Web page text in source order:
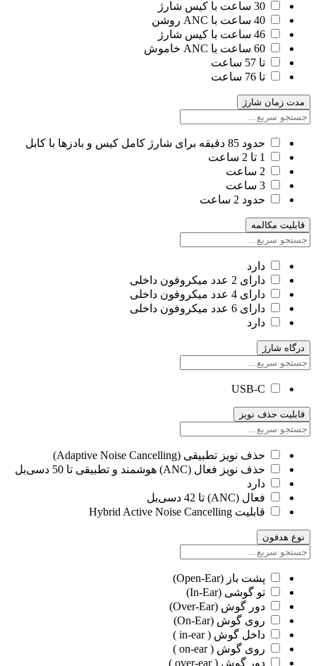
30 ساعت با کیس شارژ
40 ساعت با ANC روشن
46 ساعت با کیس شارژ
60 ساعت با ANC خاموش
تا 57 ساعت
تا 76 ساعت
مدت زمان شارژ
حدود 85 دقیقه برای شارژ کامل کیس و بادزها با کابل
1 تا 2 ساعت
2 ساعت
3 ساعت
حدود 2 ساعت
قابلیت مکالمه
دارد
دارای 2 عدد میکروفون داخلی
دارای 4 عدد میکروفون داخلی
دارای 6 عدد میکروفون داخلی
دارد
درگاه شارژ
USB-C
قابلیت حذف نویز
حذف نویز تطبیقی (Adaptive Noise Cancelling)
حذف نویز فعال (ANC) هوشمند و تطبیقی تا 50 دسی‌بل
دارد
فعال (ANC) تا 42 دسی‌بل
قابلیت Hybrid Active Noise Cancelling
نوع هدفون
پشت باز (Open-Ear)
تو گوشی (In-Ear)
دور گوش (Over-Ear)
روی گوش (On-Ear)
داخل گوش ( in-ear )
روی گوش ( on-ear )
دور گوش ( over-ear )